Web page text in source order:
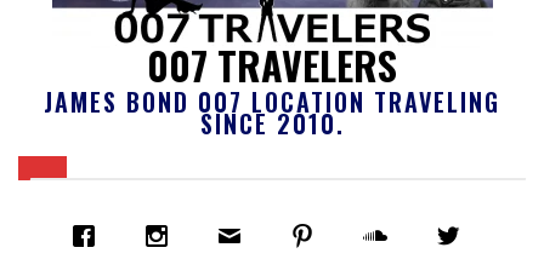
007 TRAVELERS
JAMES BOND 007 LOCATION TRAVELING
SINCE 2010.